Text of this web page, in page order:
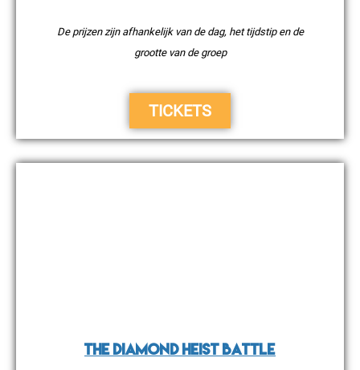
De prijzen zijn afhankelijk van de dag, het tijdstip en de
grootte van de groep
TICKETS
The Diamond Heist Battle